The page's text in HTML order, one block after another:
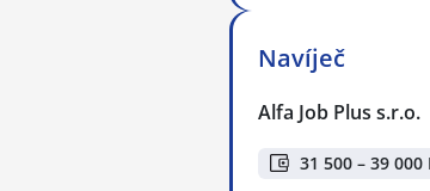
Navíječ
Alfa Job Plus s.r.o.
31 500 – 39 000